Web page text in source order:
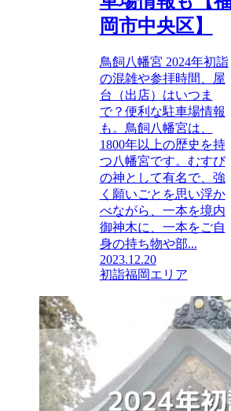
岡市中央区】
鳥飼八幡宮 2024年初詣
の混雑や参拝時間、屋
台（出店）はいつま
で？便利な駐車場情報
も。鳥飼八幡宮は、
1800年以上の歴史を持
つ八幡宮です。むすび
の神として有名で、強
く願いごとを思い浮か
べながら、一本を境内
御神木に、一本をご自
身の持ち物や部...
2023.12.20
初詣福岡エリア